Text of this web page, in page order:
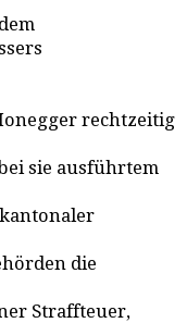
rechtzeitig
sie ausführtem
die
Straffteuer,